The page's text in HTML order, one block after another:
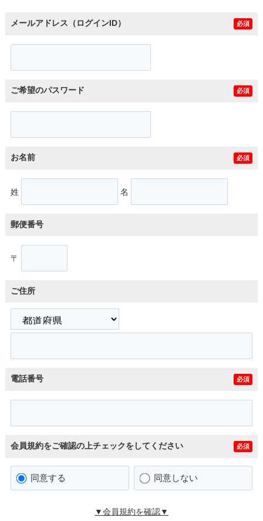
メールアドレス（ログインID） 必須
ご希望のパスワード 必須
お名前 必須
姓 名
郵便番号
〒
ご住所
電話番号 必須
会員規約をご確認の上チェックをしてください 必須
同意する 同意しない
▼会員規約を確認▼